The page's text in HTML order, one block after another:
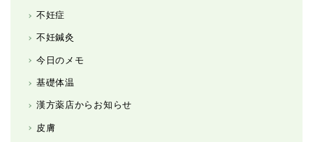
不妊症
不妊鍼灸
今日のメモ
基礎体温
漢方薬店からお知らせ
皮膚